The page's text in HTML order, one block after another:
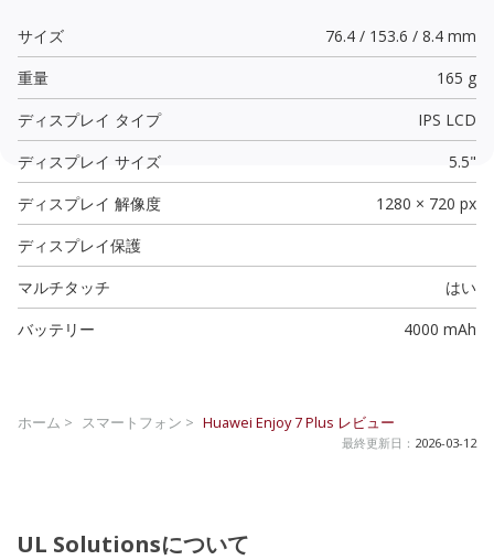
サイズ
76.4 / 153.6 / 8.4 mm
重量
165 g
ディスプレイ タイプ
IPS LCD
ディスプレイ サイズ
5.5"
ディスプレイ 解像度
1280 × 720 px
ディスプレイ保護
マルチタッチ
はい
バッテリー
4000 mAh
ホーム > スマートフォン > Huawei Enjoy 7 Plus レビュー
最終更新日： 2026-03-12
UL Solutionsについて